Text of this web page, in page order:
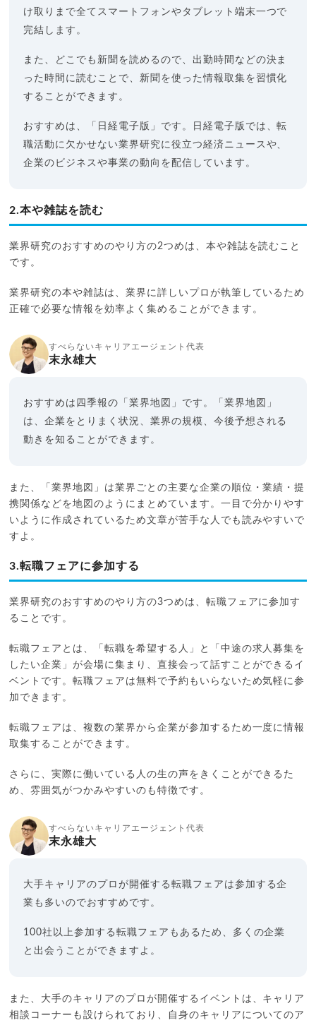
け取りまで全てスマートフォンやタブレット端末一つで
完結します。
また、どこでも新聞を読めるので、出勤時間などの決ま
った時間に読むことで、新聞を使った情報取集を習慣化
することができます。
おすすめは、「日経電子版」です。日経電子版では、転
職活動に欠かせない業界研究に役立つ経済ニュースや、
企業のビジネスや事業の動向を配信しています。
2.本や雑誌を読む
業界研究のおすすめのやり方の2つめは、本や雑誌を読むこと
です。
業界研究の本や雑誌は、業界に詳しいプロが執筆しているため
正確で必要な情報を効率よく集めることができます。
すべらないキャリアエージェント代表
末永雄大
おすすめは四季報の「業界地図」です。「業界地図」
は、企業をとりまく状況、業界の規模、今後予想される
動きを知ることができます。
また、「業界地図」は業界ごとの主要な企業の順位・業績・提
携関係などを地図のようにまとめています。一目で分かりやす
いように作成されているため文章が苦手な人でも読みやすいで
すよ。
3.転職フェアに参加する
業界研究のおすすめのやり方の3つめは、転職フェアに参加す
ることです。
転職フェアとは、「転職を希望する人」と「中途の求人募集を
したい企業」が会場に集まり、直接会って話すことができるイ
ベントです。転職フェアは無料で予約もいらないため気軽に参
加できます。
転職フェアは、複数の業界から企業が参加するため一度に情報
取集することができます。
さらに、実際に働いている人の生の声をきくことができるた
め、雰囲気がつかみやすいのも特徴です。
すべらないキャリアエージェント代表
末永雄大
大手キャリアのプロが開催する転職フェアは参加する企
業も多いのでおすすめです。
100社以上参加する転職フェアもあるため、多くの企業
と出会うことができますよ。
また、大手のキャリアのプロが開催するイベントは、キャリア
相談コーナーも設けられており、自身のキャリアについてのア